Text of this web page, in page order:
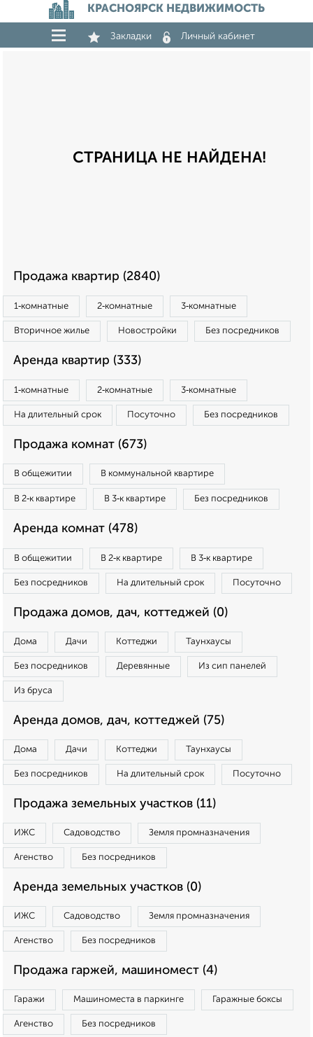
КРАСНОЯРСК НЕДВИЖИМОСТЬ
Закладки Личный кабинет
СТРАНИЦА НЕ НАЙДЕНА!
Продажа квартир (2840)
1‑комнатные 2‑комнатные 3‑комнатные
Вторичное жилье Новостройки Без посредников
Аренда квартир (333)
1‑комнатные 2‑комнатные 3‑комнатные
На длительный срок Посуточно Без посредников
Продажа комнат (673)
В общежитии В коммунальной квартире
В 2‑к квартире В 3‑к квартире Без посредников
Аренда комнат (478)
В общежитии В 2‑к квартире В 3‑к квартире
Без посредников На длительный срок Посуточно
Продажа домов, дач, коттеджей (0)
Дома Дачи Коттеджи Таунхаусы
Без посредников Деревянные Из сип панелей
Из бруса
Аренда домов, дач, коттеджей (75)
Дома Дачи Коттеджи Таунхаусы
Без посредников На длительный срок Посуточно
Продажа земельных участков (11)
ИЖС Садоводство Земля промназначения
Агенство Без посредников
Аренда земельных участков (0)
ИЖС Садоводство Земля промназначения
Агенство Без посредников
Продажа гаржей, машиномест (4)
Гаражи Машиноместа в паркинге Гаражные боксы
Агенство Без посредников